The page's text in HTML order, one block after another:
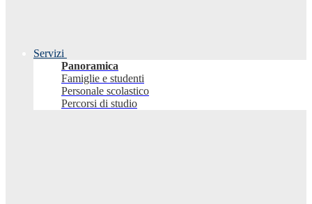
Servizi
Panoramica
Famiglie e studenti
Personale scolastico
Percorsi di studio